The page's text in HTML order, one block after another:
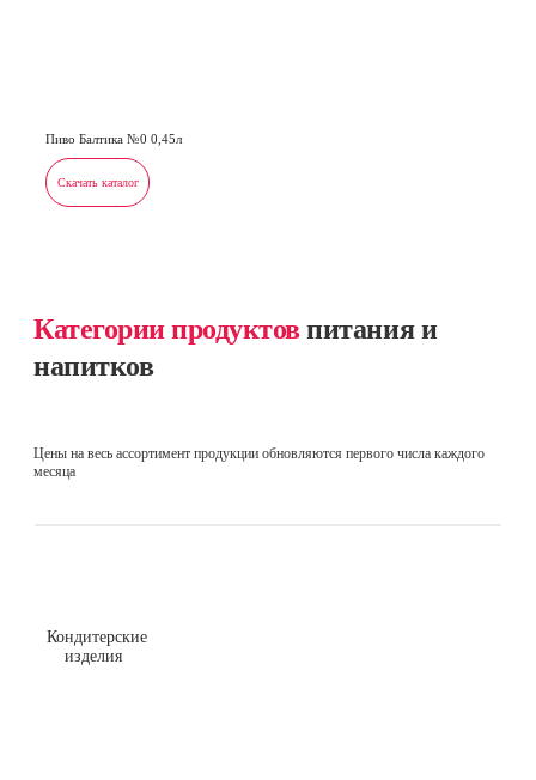
Пиво Балтика №0 0,45л
Скачать каталог
Категории продуктовпитания и
напитков
Цены на весь ассортимент продукции обновляются первого числа каждого
месяца
Кондитерские
изделия